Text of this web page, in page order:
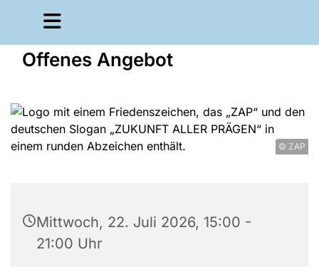
Offenes Angebot
© ZAP
Mittwoch, 22. Juli 2026, 15:00 -
21:00 Uhr